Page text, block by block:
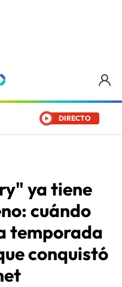
DIRECTO
ya tiene
cuándo
temporada
conquistó